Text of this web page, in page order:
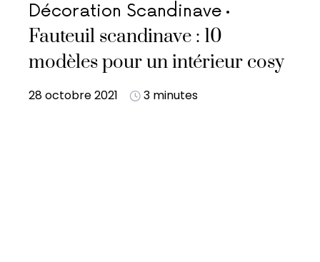
Décoration Scandinave
Fauteuil scandinave : 10
modèles pour un intérieur cosy
28 octobre 2021 3 minutes